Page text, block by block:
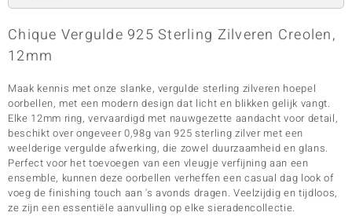
Chique Vergulde 925 Sterling Zilveren Creolen,
12mm
Maak kennis met onze slanke, vergulde sterling zilveren hoepel
oorbellen, met een modern design dat licht en blikken gelijk vangt.
Elke 12mm ring, vervaardigd met nauwgezette aandacht voor detail,
beschikt over ongeveer 0,98g van 925 sterling zilver met een
weelderige vergulde afwerking, die zowel duurzaamheid en glans.
Perfect voor het toevoegen van een vleugje verfijning aan een
ensemble, kunnen deze oorbellen verheffen een casual dag look of
voeg de finishing touch aan 's avonds dragen. Veelzijdig en tijdloos,
ze zijn een essentiële aanvulling op elke sieradencollectie.